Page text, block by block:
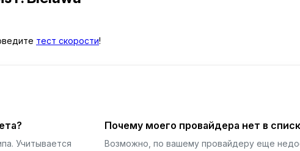
тест скорости!
Учитывается
Почему моего провайдера нет в
Возможно, по вашему провайдеру еще